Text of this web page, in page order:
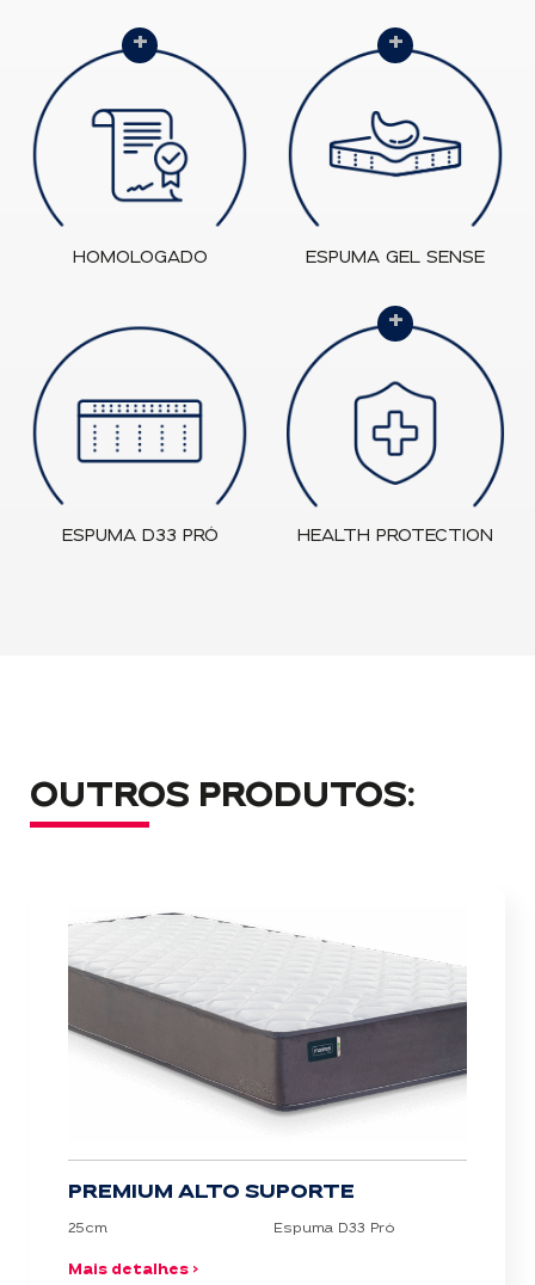
+
HOMOLOGADO
+
ESPUMA GEL SENSE
ESPUMA D33 PRÓ
+
HEALTH PROTECTION
OUTROS PRODUTOS:
PREMIUM ALTO SUPORTE
25cm Espuma D33 Pró
Mais detalhes >